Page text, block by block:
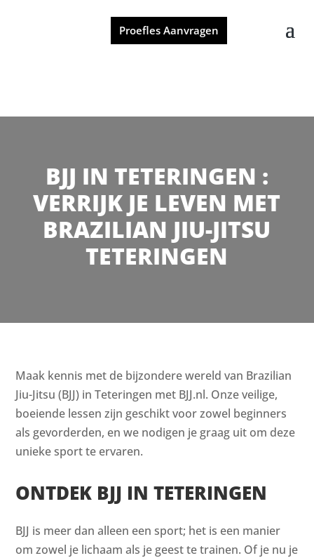
Proefles Aanvragen
BJJ IN TETERINGEN :
VERRIJK JE LEVEN MET
BRAZILIAN JIU-JITSU
TETERINGEN
Maak kennis met de bijzondere wereld van Brazilian
Jiu-Jitsu (BJJ) in Teteringen met BJJ.nl. Onze veilige,
boeiende lessen zijn geschikt voor zowel beginners
als gevorderden, en we nodigen je graag uit om deze
unieke sport te ervaren.
ONTDEK BJJ IN TETERINGEN
BJJ is meer dan alleen een sport; het is een manier
om zowel je lichaam als je geest te trainen. Of je nu je